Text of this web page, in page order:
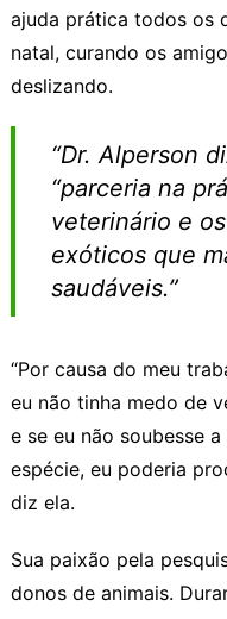
ajuda prática todos os
natal, curando os
deslizando.
“Dr. Alperson
“parceria na
veterinário e
exóticos que
saudáveis.”
“Por causa do meu
eu não tinha medo de
e se eu não soubesse
espécie, eu poderia
diz ela.
Sua paixão pela
donos de animais.